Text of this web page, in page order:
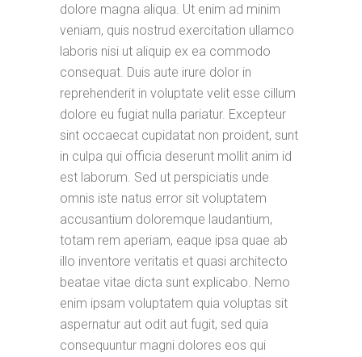
dolore magna aliqua. Ut enim ad minim
veniam, quis nostrud exercitation ullamco
laboris nisi ut aliquip ex ea commodo
consequat. Duis aute irure dolor in
reprehenderit in voluptate velit esse cillum
dolore eu fugiat nulla pariatur. Excepteur
sint occaecat cupidatat non proident, sunt
in culpa qui officia deserunt mollit anim id
est laborum. Sed ut perspiciatis unde
omnis iste natus error sit voluptatem
accusantium doloremque laudantium,
totam rem aperiam, eaque ipsa quae ab
illo inventore veritatis et quasi architecto
beatae vitae dicta sunt explicabo. Nemo
enim ipsam voluptatem quia voluptas sit
aspernatur aut odit aut fugit, sed quia
consequuntur magni dolores eos qui